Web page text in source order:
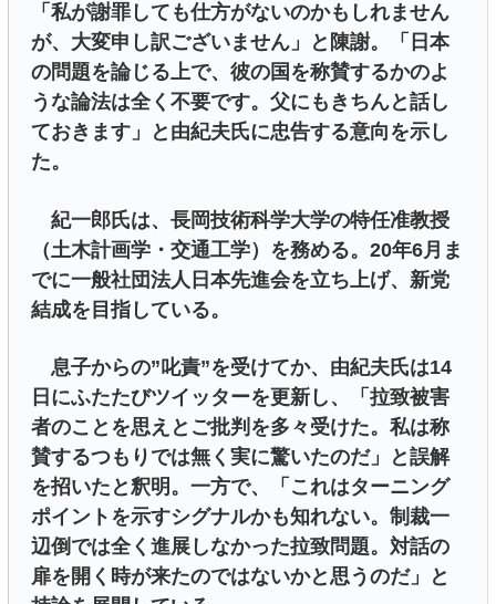
「私が謝罪しても仕方がないのかもしれません
が、大変申し訳ございません」と陳謝。「日本
の問題を論じる上で、彼の国を称賛するかのよ
うな論法は全く不要です。父にもきちんと話し
ておきます」と由紀夫氏に忠告する意向を示し
た。
紀一郎氏は、長岡技術科学大学の特任准教授
（土木計画学・交通工学）を務める。20年6月ま
でに一般社団法人日本先進会を立ち上げ、新党
結成を目指している。
息子からの”叱責”を受けてか、由紀夫氏は14
日にふたたびツイッターを更新し、「拉致被害
者のことを思えとご批判を多々受けた。私は称
賛するつもりでは無く実に驚いたのだ」と誤解
を招いたと釈明。一方で、「これはターニング
ポイントを示すシグナルかも知れない。制裁一
辺倒では全く進展しなかった拉致問題。対話の
扉を開く時が来たのではないかと思うのだ」と